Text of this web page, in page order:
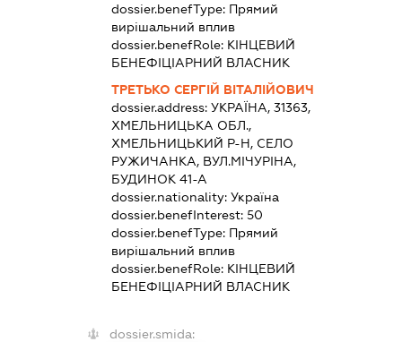
dossier.benefType: Прямий
вирішальний вплив
dossier.benefRole: КІНЦЕВИЙ
БЕНЕФІЦІАРНИЙ ВЛАСНИК
ТРЕТЬКО СЕРГІЙ ВІТАЛІЙОВИЧ
dossier.address:УКРАЇНА, 31363,
ХМЕЛЬНИЦЬКА ОБЛ.,
ХМЕЛЬНИЦЬКИЙ Р-Н, СЕЛО
РУЖИЧАНКА, ВУЛ.МІЧУРІНА,
БУДИНОК 41-А
dossier.nationality:Україна
dossier.benefInterest:50
dossier.benefType: Прямий
вирішальний вплив
dossier.benefRole: КІНЦЕВИЙ
БЕНЕФІЦІАРНИЙ ВЛАСНИК
dossier.smida: